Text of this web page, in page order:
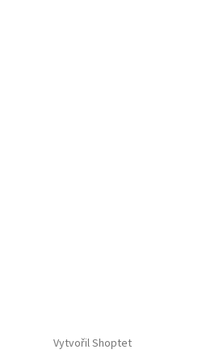
Vytvořil Shoptet